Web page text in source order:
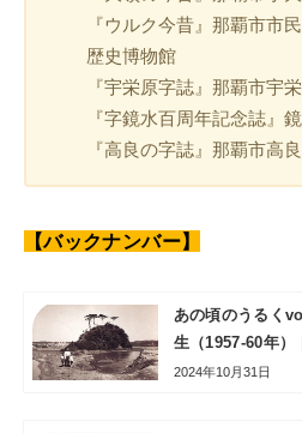
『ウルク今昔』那覇市市
歴史博物館
『宇栄原字誌』那覇市宇
『字鏡水百周年記念誌』
『高良の字誌』那覇市高
【バックナンバー】
あの頃のうるく
生（1957-60年）
2024年10月31日